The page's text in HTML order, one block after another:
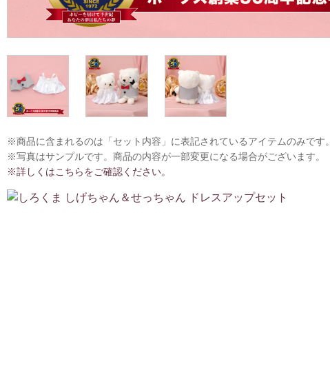
※商品に含まれるのは「セット内容」に表記されているアイテムのみです。
※写真はサンプルです。商品の内容が一部変更になる場合がございます。
※詳しくはこちらをご確認ください。